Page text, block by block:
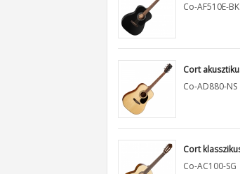
Co-AF510E-
Cort
Co-AD880-NS
Cort
Co-AC100-SG